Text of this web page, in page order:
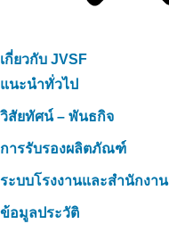
เกี่ยวกับ JVSF
แนะนำทั่วไป
วิสัยทัศน์ – พันธกิจ
การรับรองผลิตภัณฑ์
ระบบโรงงานและสำนักงาน
ข้อมูลประวัติ